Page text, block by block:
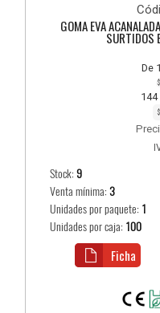
GOMA EVA
SURTIDOS
De
Stock:9
Venta mínima:3
Unidades por paquete: 1
Unidades por caja: 100
Ficha